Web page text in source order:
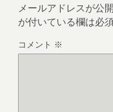
メールアドレスが公
が付いている欄は必
コメント ※